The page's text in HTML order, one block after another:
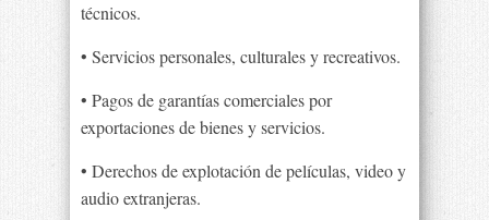
técnicos.
• Servicios personales, culturales y recreativos.
• Pagos de garantías comerciales por
exportaciones de bienes y servicios.
• Derechos de explotación de películas, video y
audio extranjeras.